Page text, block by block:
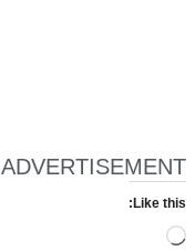
ADVERTISEMENT
Like this:
Loading…